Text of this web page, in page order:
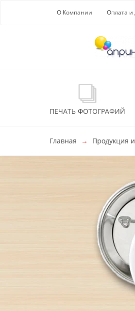
Перейти к основной информации
О Компании Оплата и
ПЕЧАТЬ ФОТОГРАФИЙ
Главная Продукция